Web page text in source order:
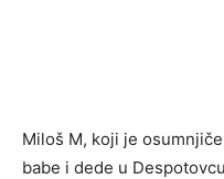
Miloš M, koji je
babe i dede u